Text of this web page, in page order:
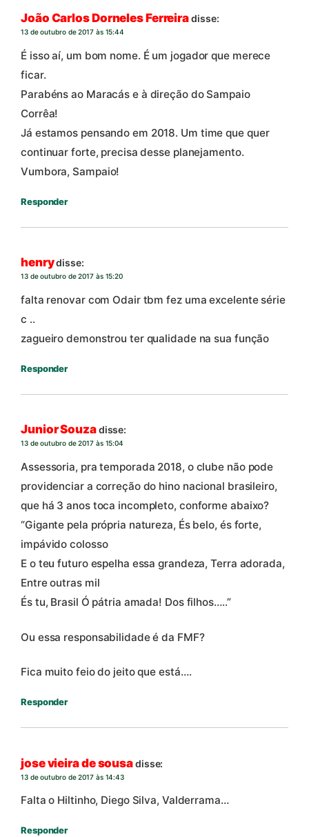
João Carlos Dorneles Ferreiradisse:
13 de outubro de 2017 às 15:44
É isso aí, um bom nome. É um jogador que merece
ficar.
Parabéns ao Maracás e à direção do Sampaio
Corrêa!
Já estamos pensando em 2018. Um time que quer
continuar forte, precisa desse planejamento.
Vumbora, Sampaio!
Responder
henrydisse:
13 de outubro de 2017 às 15:20
falta renovar com Odair tbm fez uma excelente série
c ..
zagueiro demonstrou ter qualidade na sua função
Responder
Junior Souzadisse:
13 de outubro de 2017 às 15:04
Assessoria, pra temporada 2018, o clube não pode
providenciar a correção do hino nacional brasileiro,
que há 3 anos toca incompleto, conforme abaixo?
“Gigante pela própria natureza, És belo, és forte,
impávido colosso
E o teu futuro espelha essa grandeza, Terra adorada,
Entre outras mil
És tu, Brasil Ó pátria amada! Dos filhos…..”
Ou essa responsabilidade é da FMF?
Fica muito feio do jeito que está….
Responder
jose vieira de sousadisse:
13 de outubro de 2017 às 14:43
Falta o Hiltinho, Diego Silva, Valderrama…
Responder